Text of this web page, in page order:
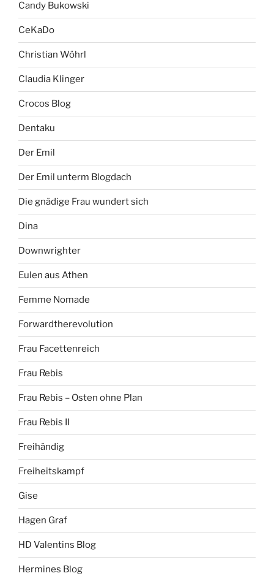
Candy Bukowski
CeKaDo
Christian Wöhrl
Claudia Klinger
Crocos Blog
Dentaku
Der Emil
Der Emil unterm Blogdach
Die gnädige Frau wundert sich
Dina
Downwrighter
Eulen aus Athen
Femme Nomade
Forwardtherevolution
Frau Facettenreich
Frau Rebis
Frau Rebis – Osten ohne Plan
Frau Rebis II
Freihändig
Freiheitskampf
Gise
Hagen Graf
HD Valentins Blog
Hermines Blog